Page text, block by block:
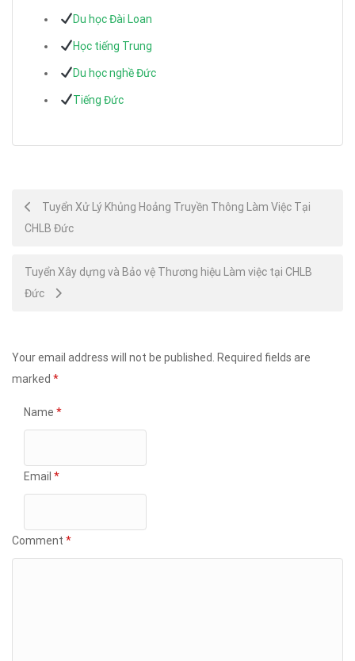
Du học Đài Loan
Học tiếng Trung
Du học nghề Đức
Tiếng Đức
Post
navigation
Tuyển Xử Lý Khủng Hoảng Truyền Thông Làm Việc Tại
CHLB Đức
Tuyển Xây dựng và Bảo vệ Thương hiệu Làm việc tại CHLB
Đức
Your email address will not be published.
Required fields are
marked *
Name *
Email *
Comment *